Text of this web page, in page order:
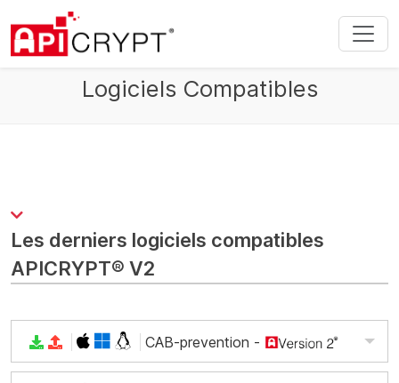
Logiciels Compatibles
Les derniers logiciels compatibles
APICRYPT® V2
CAB-prevention -